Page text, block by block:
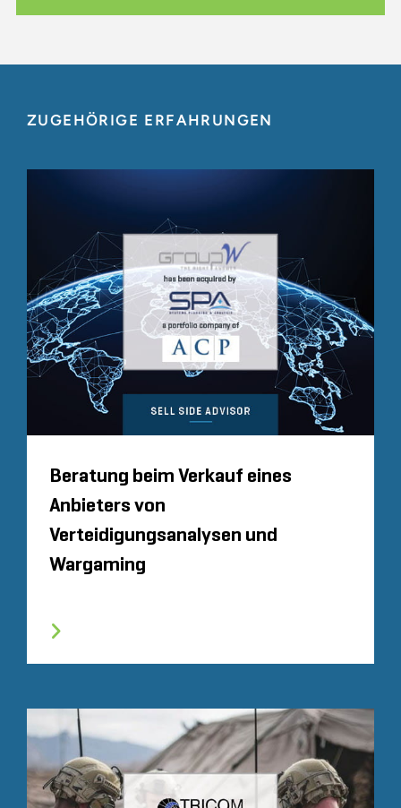
ZUGEHÖRIGE ERFAHRUNGEN
Beratung beim Verkauf eines
Anbieters von
Verteidigungsanalysen und
Wargaming